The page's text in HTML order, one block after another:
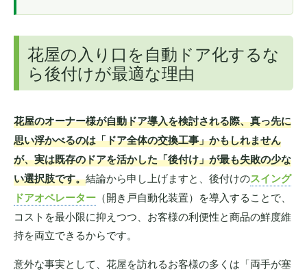
花屋の入り口を自動ドア化するな
ら後付けが最適な理由
花屋のオーナー様が自動ドア導入を検討される際、真っ先に
思い浮かべるのは「ドア全体の交換工事」かもしれません
が、実は既存のドアを活かした「後付け」が最も失敗の少な
い選択肢です。結論から申し上げますと、後付けのスイング
ドアオペレーター （開き戸自動化装置）を導入することで、
コストを最小限に抑えつつ、お客様の利便性と商品の鮮度維
持を両立できるからです。
意外な事実として、花屋を訪れるお客様の多くは「両手が塞